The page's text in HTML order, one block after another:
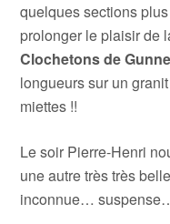
quelques sections
prolonger le plaisir de
Clochetons de
longueurs sur un
miettes !!
Le soir Pierre-Henri
une autre très très
inconnue…